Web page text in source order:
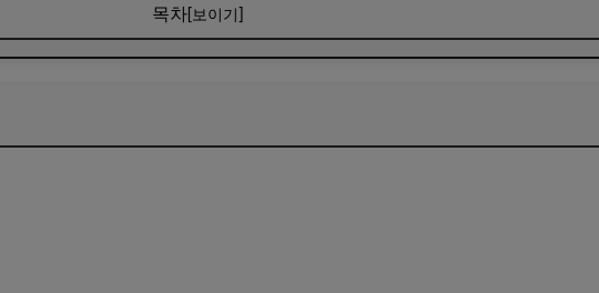
목차[보이기]
장성우